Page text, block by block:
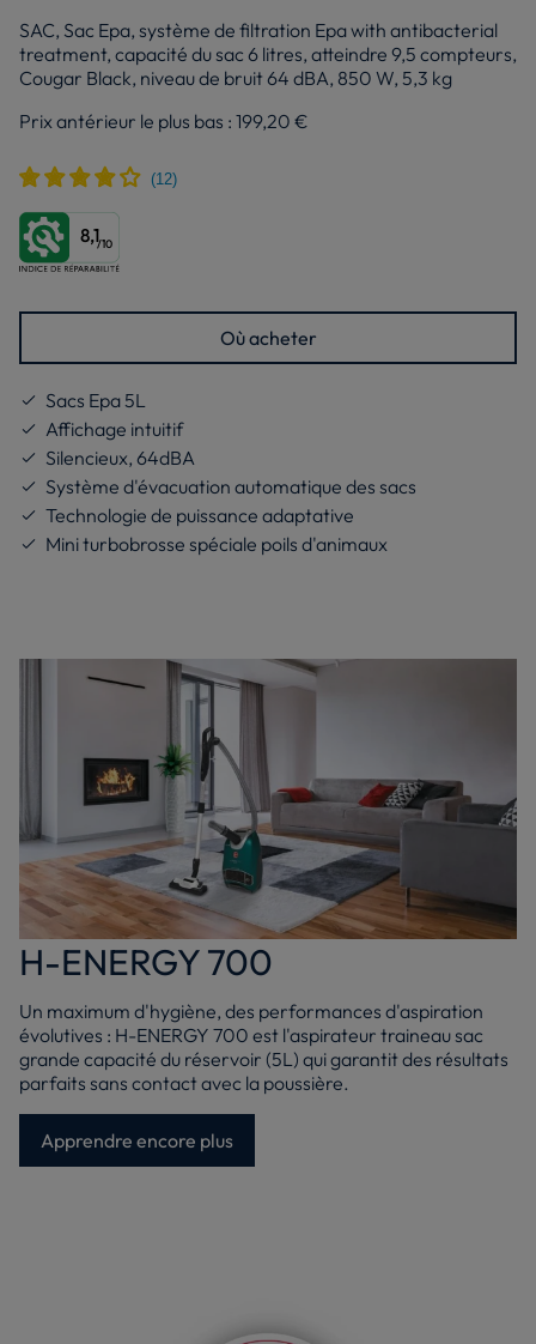
SAC, Sac Epa, système de filtration Epa with antibacterial
treatment, capacité du sac 6 litres, atteindre 9,5 compteurs,
Cougar Black, niveau de bruit 64 dBA, 850 W, 5,3 kg
Prix antérieur le plus bas : 199,20 €
8,1/10
Où acheter
Sacs Epa 5L
Affichage intuitif
Silencieux, 64dBA
Système d'évacuation automatique des sacs
Technologie de puissance adaptative
Mini turbobrosse spéciale poils d'animaux
H-ENERGY 700
Un maximum d'hygiène, des performances d'aspiration
évolutives : H-ENERGY 700 est l'aspirateur traineau sac
grande capacité du réservoir (5L) qui garantit des résultats
parfaits sans contact avec la poussière.
Apprendre encore plus